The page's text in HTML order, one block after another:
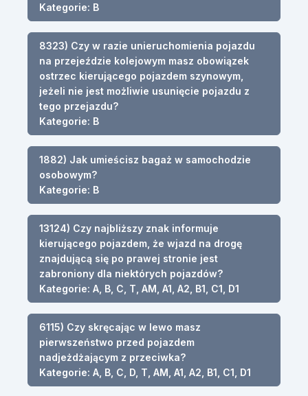
Kategorie: B
8323) Czy w razie unieruchomienia pojazdu
na przejeździe kolejowym masz obowiązek
ostrzec kierującego pojazdem szynowym,
jeżeli nie jest możliwie usunięcie pojazdu z
tego przejazdu?
Kategorie: B
1882) Jak umieścisz bagaż w samochodzie
osobowym?
Kategorie: B
13124) Czy najbliższy znak informuje
kierującego pojazdem, że wjazd na drogę
znajdującą się po prawej stronie jest
zabroniony dla niektórych pojazdów?
Kategorie: A, B, C, T, AM, A1, A2, B1, C1, D1
6115) Czy skręcając w lewo masz
pierwszeństwo przed pojazdem
nadjeżdżającym z przeciwka?
Kategorie: A, B, C, D, T, AM, A1, A2, B1, C1, D1